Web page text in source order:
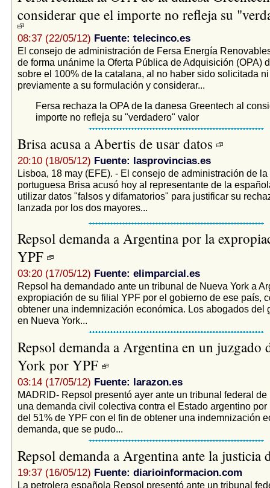
considerar que el importe no refleja su
08:37 (22/05/12) Fuente: telecinco.es
El consejo de administración de Fersa Energía
de forma unánime la Oferta Pública de Adquisición (OPA)
sobre el 100% de la catalana, al no haber sido solicitada
previamente a su formulación y considerar...
Fersa rechaza la OPA de la danesa Greentech al
importe no refleja su "verdadero" valor
Brisa acusa a Abertis de usar datos
20:10 (18/05/12) Fuente: lasprovincias.es
Lisboa, 18 may (EFE). - El consejo de administración de la
portuguesa Brisa acusó hoy al representante de la
utilizar datos "falsos y difamatorios" para justificar su
lanzada por los dos mayores...
Repsol demanda a Argentina por la
YPF
03:20 (17/05/12) Fuente: elimparcial.es
Repsol ha demandado ante un tribunal de Nueva York a
expropiación de su filial YPF por el gobierno de ese país,
obtener una indemnización económica. Los abogados del
en Nueva York...
Repsol demanda a Argentina en un juzgado
York por YPF
03:14 (17/05/12) Fuente: larazon.es
MADRID- Repsol presentó ayer ante un tribunal federal de
una demanda civil colectiva contra el Estado argentino
del 51% de YPF con el fin de obtener una indemnización
demanda, que se pudo...
Repsol demanda a Argentina ante la
19:37 (16/05/12) Fuente: diarioinformacion.com
La petrolera española Repsol presentó ante un tribunal